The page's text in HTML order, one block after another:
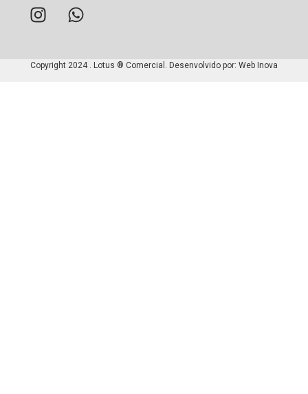
Copyright 2024 . Lotus ® Comercial. Desenvolvido por: Web Inova